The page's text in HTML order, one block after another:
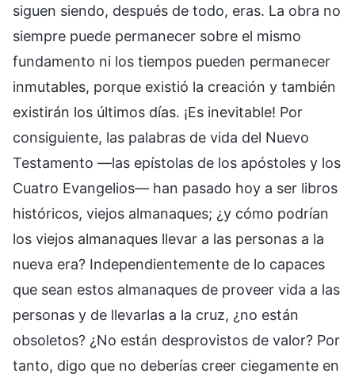
siguen siendo, después de todo, eras. La obra no
siempre puede permanecer sobre el mismo
fundamento ni los tiempos pueden permanecer
inmutables, porque existió la creación y también
existirán los últimos días. ¡Es inevitable! Por
consiguiente, las palabras de vida del Nuevo
Testamento —las epístolas de los apóstoles y los
Cuatro Evangelios— han pasado hoy a ser libros
históricos, viejos almanaques; ¿y cómo podrían
los viejos almanaques llevar a las personas a la
nueva era? Independientemente de lo capaces
que sean estos almanaques de proveer vida a las
personas y de llevarlas a la cruz, ¿no están
obsoletos? ¿No están desprovistos de valor? Por
tanto, digo que no deberías creer ciegamente en